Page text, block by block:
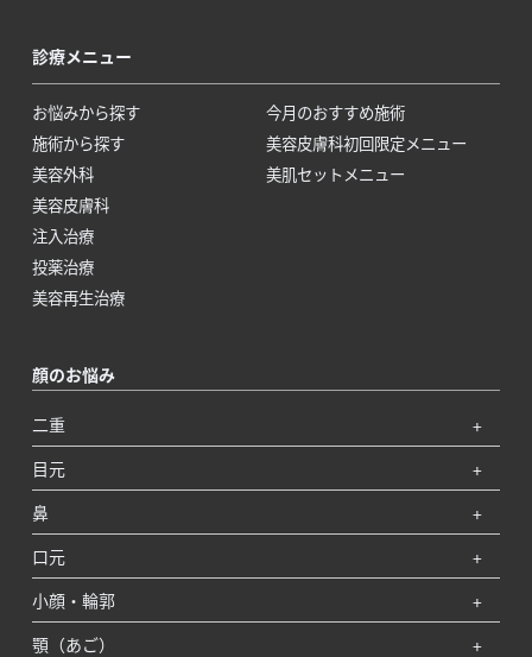
診療メニュー
お悩みから探す
施術から探す
美容外科
美容皮膚科
注入治療
投薬治療
美容再生治療
今月のおすすめ施術
美容皮膚科初回限定メニュー
美肌セットメニュー
顔のお悩み
二重
目元
鼻
口元
小顔・輪郭
顎（あご）